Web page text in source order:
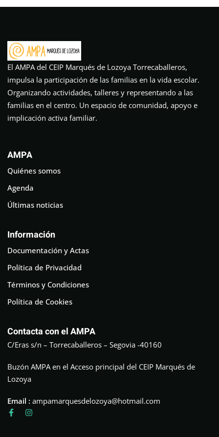
El AMPA del CEIP Marqués de Lozoya Torrecaballeros,
impulsa la participación de las familias en la vida escolar.
Organizando actividades, talleres y representando a las
familias en el centro. Un espacio de comunidad, apoyo e
implicación activa familiar.
AMPA
Quiénes somos
Agenda
Últimas noticias
Información
Documentación y Actas
Política de Privacidad
Términos y Condiciones
Política de Cookies
Contacta con el AMPA
C/Eras s/n – Torrecaballeros – Segovia -40160
Buzón AMPA en el Acceso principal del CEIP Marqués de
Lozoya
Email : ampamarquesdelozoya@hotmail.com